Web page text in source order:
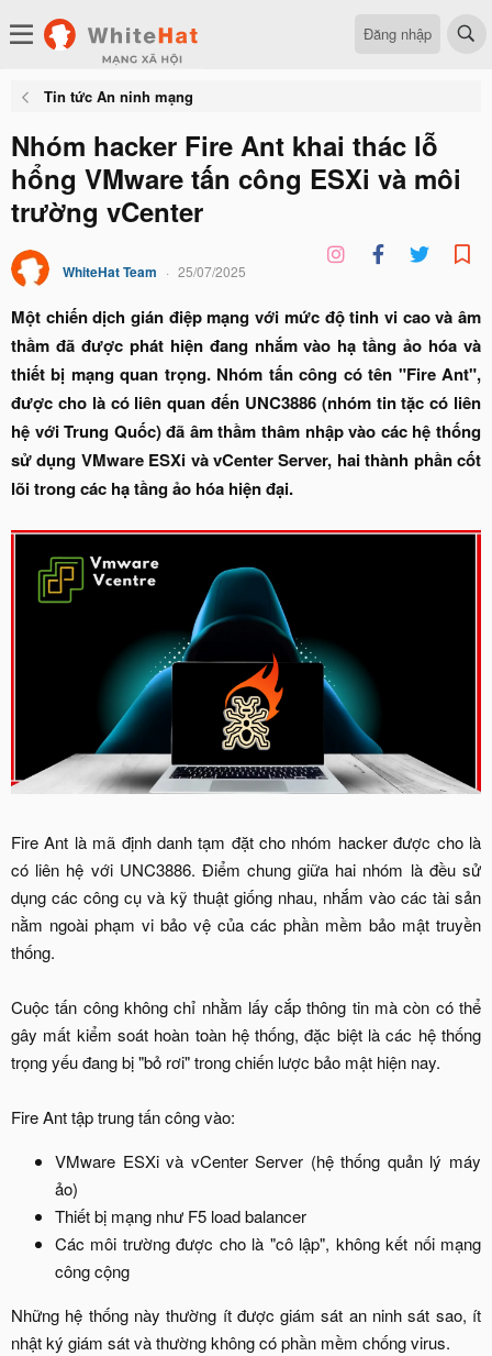
Đăng nhập
Tin tức An ninh mạng
Nhóm hacker Fire Ant khai thác lỗ
hổng VMware tấn công ESXi và môi
trường vCenter
WhiteHat Team 25/07/2025
Một chiến dịch gián điệp mạng với mức độ tinh vi cao và âm
thầm đã được phát hiện đang nhắm vào hạ tầng ảo hóa và
thiết bị mạng quan trọng. Nhóm tấn công có tên "Fire Ant",
được cho là có liên quan đến UNC3886 (nhóm tin tặc có liên
hệ với Trung Quốc) đã âm thầm thâm nhập vào các hệ thống
sử dụng VMware ESXi và vCenter Server, hai thành phần cốt
lõi trong các hạ tầng ảo hóa hiện đại.
Fire Ant là mã định danh tạm đặt cho nhóm hacker được cho là
có liên hệ với UNC3886. Điểm chung giữa hai nhóm là đều sử
dụng các công cụ và kỹ thuật giống nhau, nhắm vào các tài sản
nằm ngoài phạm vi bảo vệ của các phần mềm bảo mật truyền
thống.
Cuộc tấn công không chỉ nhằm lấy cắp thông tin mà còn có thể
gây mất kiểm soát hoàn toàn hệ thống, đặc biệt là các hệ thống
trọng yếu đang bị "bỏ rơi" trong chiến lược bảo mật hiện nay.
Fire Ant tập trung tấn công vào:​
VMware ESXi và vCenter Server (hệ thống quản lý máy
ảo)​
Thiết bị mạng như F5 load balancer​
Các môi trường được cho là "cô lập", không kết nối mạng
công cộng​
Những hệ thống này thường ít được giám sát an ninh sát sao, ít
nhật ký giám sát và thường không có phần mềm chống virus.